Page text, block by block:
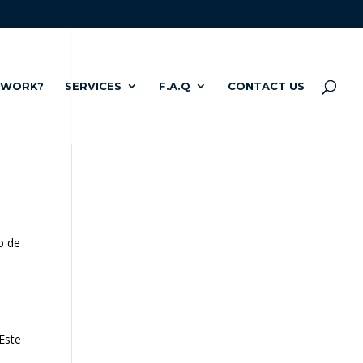
SERVICES F.A.Q CONTACT US
de